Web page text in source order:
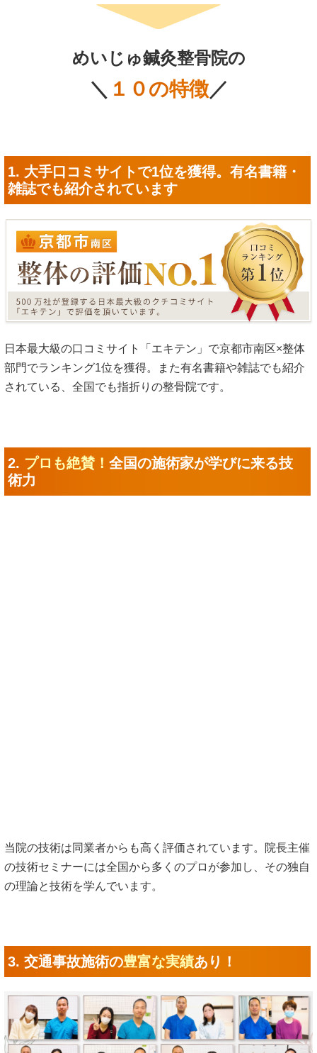
めいじゅ鍼灸整骨院の
＼ １０の特徴／
1. 大手口コミサイトで1位を獲得。有名書籍・
雑誌でも紹介されています
日本最大級の口コミサイト「エキテン」で京都市南区×整体
部門でランキング1位を獲得。また有名書籍や雑誌でも紹介
されている、全国でも指折りの整骨院です。
2. プロも絶賛！ 全国の施術家が学びに来る技
術力
当院の技術は同業者からも高く評価されています。院長主催
の技術セミナーには全国から多くのプロが参加し、その独自
の理論と技術を学んでいます。
3. 交通事故施術の豊富な実績あり！